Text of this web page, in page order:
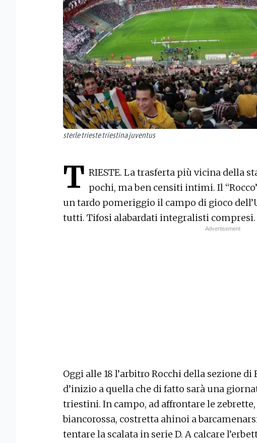
sterle trieste triestina juventus
T RIESTE. La trasferta più vicina della
pochi, ma ben censiti intimi. Il
un tardo pomeriggio il campo di gioco
tutti. Tifosi alabardati integralisti compresi.
Oggi alle 18 l’arbitro Rocchi della sezione
d’inizio a quella che di fatto sarà una
triestini. In campo, ad affrontare le
biancorossa, costretta ahinoi a
tentare la scalata in serie D. A calcare